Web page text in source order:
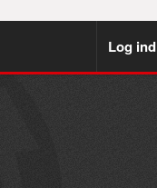
Log ind